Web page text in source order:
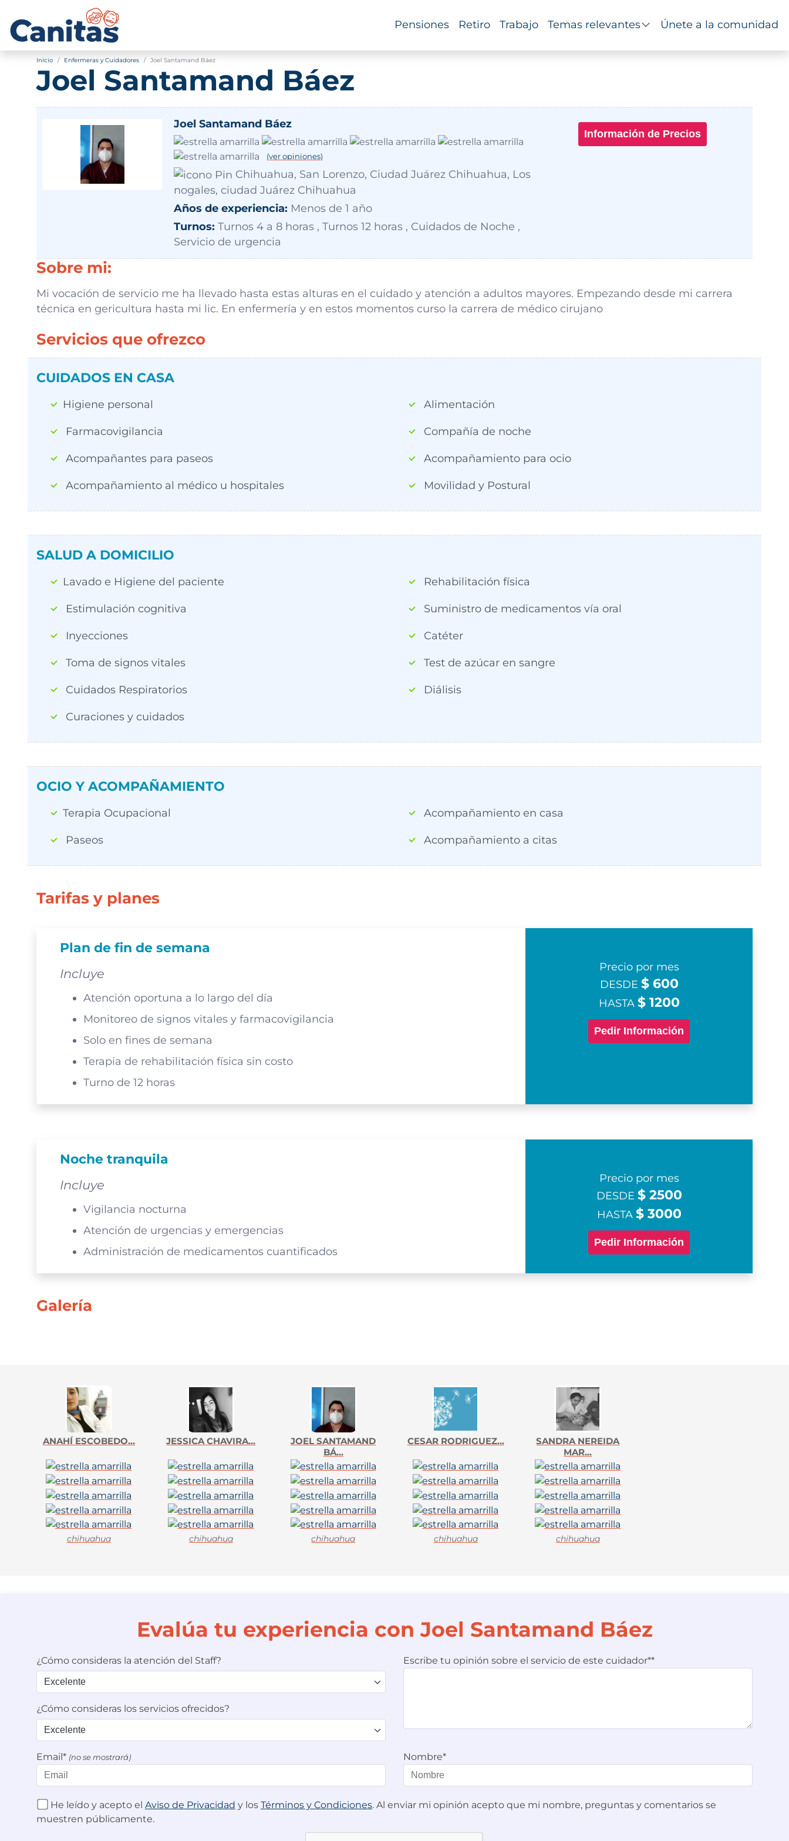
Pensiones Retiro Trabajo Temas relevantes Únete a la comunidad
Inicio Enfermeras y Cuidadores Joel Santamand Báez
Joel Santamand Báez
Joel Santamand Báez
(ver opiniones)
Chihuahua, San Lorenzo, Ciudad Juárez Chihuahua, Los
nogales, ciudad Juárez Chihuahua
Años de experiencia: Menos de 1 año
Turnos: Turnos 4 a 8 horas , Turnos 12 horas , Cuidados de Noche ,
Servicio de urgencia
Información de Precios
Sobre mi:
Mi vocación de servicio me ha llevado hasta estas alturas en el cuidado y atención a adultos mayores. Empezando desde mi carrera
técnica en gericultura hasta mi lic. En enfermería y en estos momentos curso la carrera de médico cirujano
Servicios que ofrezco
CUIDADOS EN CASA
Higiene personal Alimentación
Farmacovigilancia Compañía de noche
Acompañantes para paseos Acompañamiento para ocio
Acompañamiento al médico u hospitales Movilidad y Postural
SALUD A DOMICILIO
Lavado e Higiene del paciente Rehabilitación física
Estimulación cognitiva Suministro de medicamentos vía oral
Inyecciones Catéter
Toma de signos vitales Test de azúcar en sangre
Cuidados Respiratorios Diálisis
Curaciones y cuidados
OCIO Y ACOMPAÑAMIENTO
Terapia Ocupacional Acompañamiento en casa
Paseos Acompañamiento a citas
Tarifas y planes
Plan de fin de semana
Incluye
Atención oportuna a lo largo del día
Monitoreo de signos vitales y farmacovigilancia
Solo en fines de semana
Terapia de rehabilitación física sin costo
Turno de 12 horas
Precio por mes
DESDE $ 600
HASTA $ 1200
Pedir Información
Noche tranquila
Incluye
Vigilancia nocturna
Atención de urgencias y emergencias
Administración de medicamentos cuantificados
Precio por mes
DESDE $ 2500
HASTA $ 3000
Pedir Información
Galería
ANAHÍ ESCOBEDO...
chihuahua
JESSICA CHAVIRA...
chihuahua
JOEL SANTAMAND
BÁ...
chihuahua
CESAR RODRIGUEZ...
chihuahua
SANDRA NEREIDA
MAR...
chihuahua
Evalúa tu experiencia con Joel Santamand Báez
¿Cómo consideras la atención del Staff?
¿Cómo consideras los servicios ofrecidos?
Escribe tu opinión sobre el servicio de este cuidador**
Email* (no se mostrará) Nombre*
He leído y acepto el Aviso de Privacidad y los Términos y Condiciones. Al enviar mi opinión acepto que mi nombre, preguntas y comentarios se
muestren públicamente.